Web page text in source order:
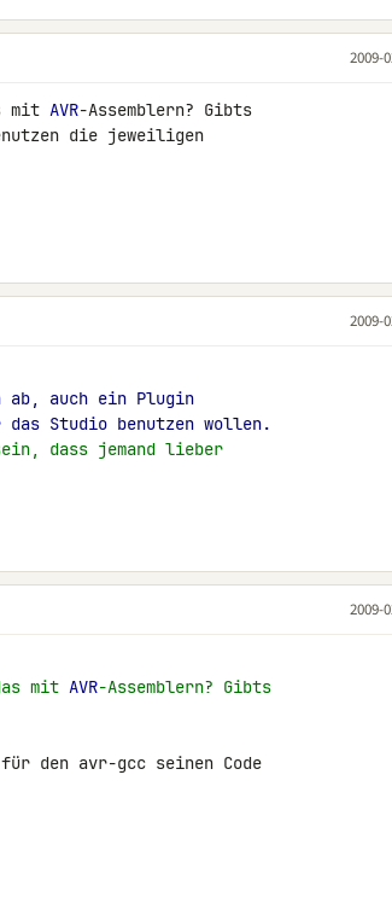
2009-
mit AVR-Assemblern? Gibts
die jeweiligen
2009-
ab, auch ein Plugin
Studio benutzen wollen.
dass jemand lieber
2009-
mit AVR-Assemblern? Gibts
den avr-gcc seinen Code